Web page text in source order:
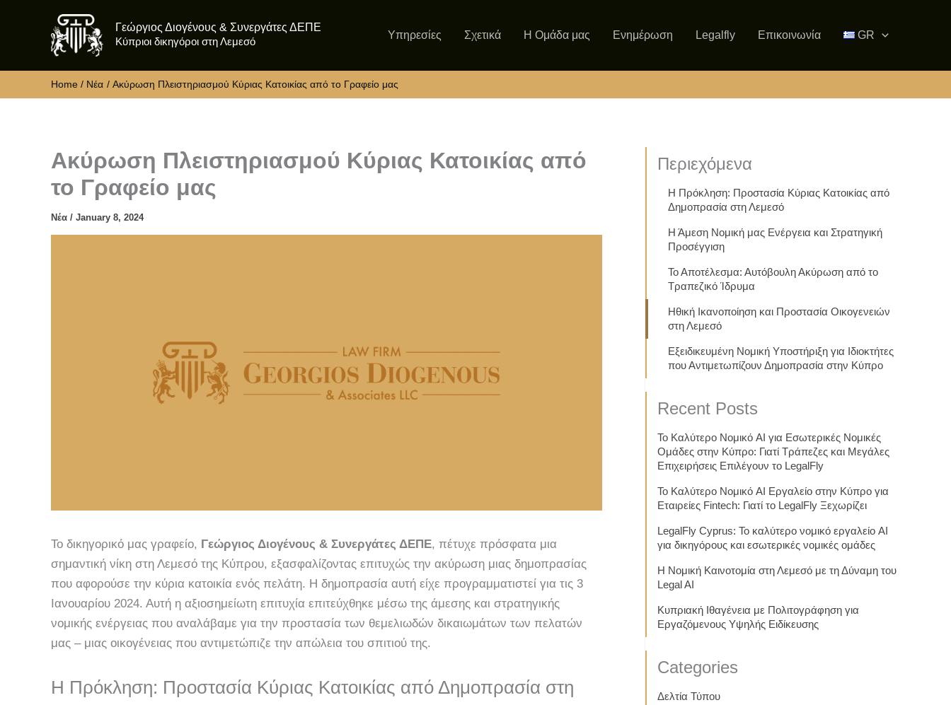
Γεώργιος Διογένους & Συνεργάτες ΔΕΠΕ
Κύπριοι δικηγόροι στη Λεμεσό
Υπηρεσίες Σχετικά Η Ομάδα μας Ενημέρωση Legalfly Επικοινωνία GR
Home Νέα Ακύρωση Πλειστηριασμού Κύριας Κατοικίας από το Γραφείο μας
Ακύρωση Πλειστηριασμού Κύριας Κατοικίας από
το Γραφείο μας
Νέα / January 8, 2024
Το δικηγορικό μας γραφείο, Γεώργιος Διογένους & Συνεργάτες ΔΕΠΕ, πέτυχε πρόσφατα μια
σημαντική νίκη στη Λεμεσό της Κύπρου, εξασφαλίζοντας επιτυχώς την ακύρωση μιας δημοπρασίας
που αφορούσε την κύρια κατοικία ενός πελάτη. Η δημοπρασία αυτή είχε προγραμματιστεί για τις 3
Ιανουαρίου 2024. Αυτή η αξιοσημείωτη επιτυχία επιτεύχθηκε μέσω της άμεσης και στρατηγικής
νομικής ενέργειας που αναλάβαμε για την προστασία των θεμελιωδών δικαιωμάτων των πελατών
μας – μιας οικογένειας που αντιμετώπιζε την απώλεια του σπιτιού της.
Η Πρόκληση: Προστασία Κύριας Κατοικίας από Δημοπρασία στη
Περιεχόμενα
Η Πρόκληση: Προστασία Κύριας Κατοικίας από
Δημοπρασία στη Λεμεσό
Η Άμεση Νομική μας Ενέργεια και Στρατηγική
Προσέγγιση
Το Αποτέλεσμα: Αυτόβουλη Ακύρωση από το
Τραπεζικό Ίδρυμα
Ηθική Ικανοποίηση και Προστασία Οικογενειών
στη Λεμεσό
Εξειδικευμένη Νομική Υποστήριξη για Ιδιοκτήτες
που Αντιμετωπίζουν Δημοπρασία στην Κύπρο
Recent Posts
Το Καλύτερο Νομικό AI για Εσωτερικές Νομικές
Ομάδες στην Κύπρο: Γιατί Τράπεζες και Μεγάλες
Επιχειρήσεις Επιλέγουν το LegalFly
Το Καλύτερο Νομικό AI Εργαλείο στην Κύπρο για
Εταιρείες Fintech: Γιατί το LegalFly Ξεχωρίζει
LegalFly Cyprus: Το καλύτερο νομικό εργαλείο AI
για δικηγόρους και εσωτερικές νομικές ομάδες
Η Νομική Καινοτομία στη Λεμεσό με τη Δύναμη του
Legal AI
Κυπριακή Ιθαγένεια με Πολιτογράφηση για
Εργαζόμενους Υψηλής Ειδίκευσης
Categories
Δελτία Τύπου